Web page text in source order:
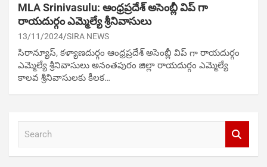
MLA Srinivasulu: ఆంధ్రప్రదేశ్ అసెంబ్లీ విప్ గా
రాయదుర్గం ఎమ్మెల్యే శ్రీనివాసులు
13/11/2024 SIRA NEWS
సిరాన్యూస్‌, కళ్యాణదుర్గం ఆంధ్రప్రదేశ్ అసెంబ్లీ విప్ గా రాయదుర్గం
ఎమ్మెల్యే శ్రీనివాసులు అనంతపురం జిల్లా రాయదుర్గం ఎమ్మెల్యే
కాలవ శ్రీనివాసులకు కీలక…